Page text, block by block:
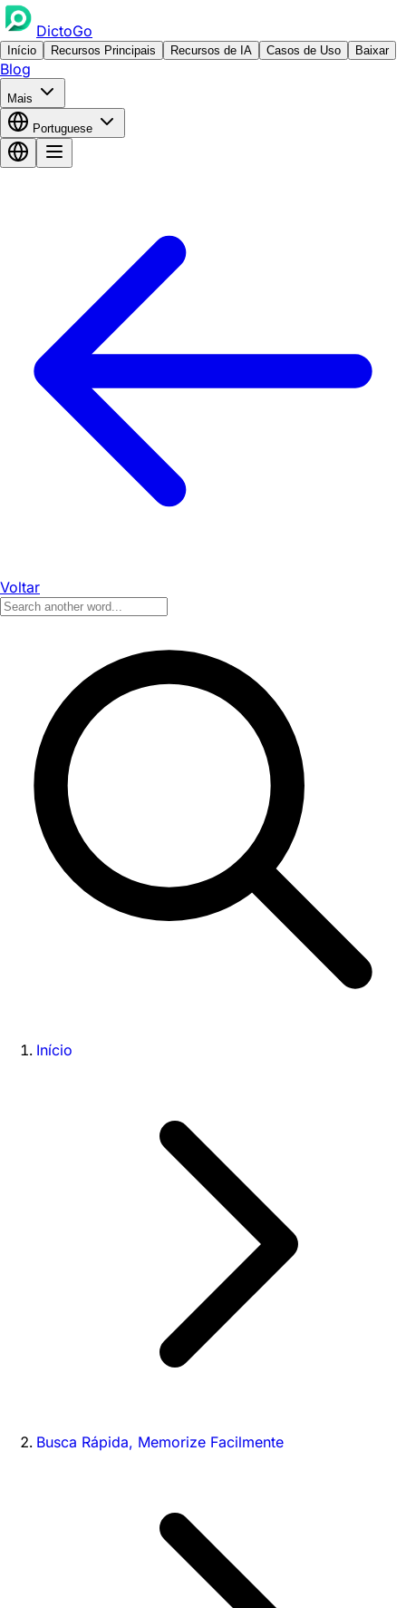
DictoGo
Início Recursos Principais Recursos de IA Casos de Uso Baixar
Blog
Mais
Portuguese
Voltar
Início
Busca Rápida, Memorize Facilmente